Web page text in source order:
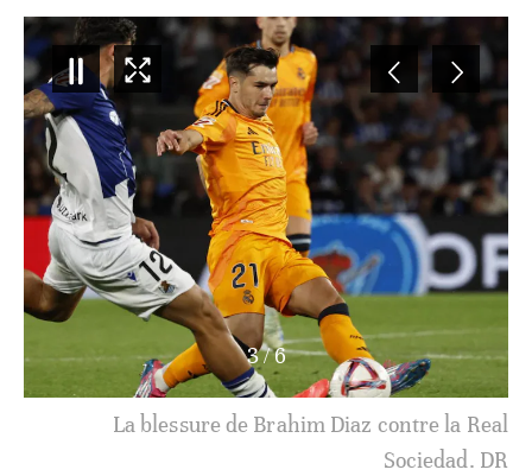
3/6
La blessure de Brahim Diaz contre la Real
Sociedad. DR